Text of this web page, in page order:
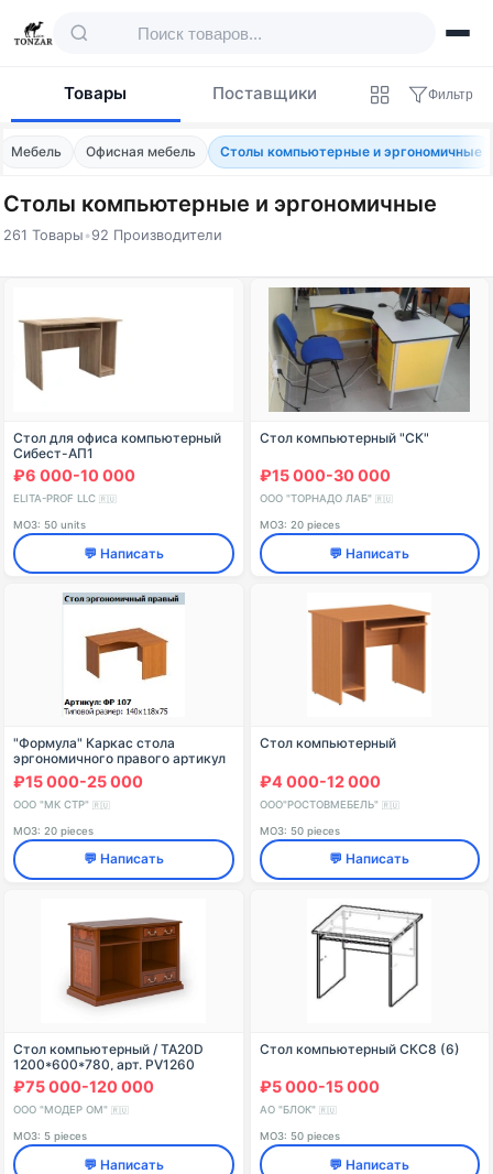
Товары Поставщики Фильтр
Мебель Офисная мебель Столы компьютерные и эргономичные
Столы компьютерные и эргономичные
261 Товары •92 Производители
Товары — Столы компьютерные и
Стол для офиса компьютерный
Сибест-АП1
₽6 000-10 000
ELITA-PROF LLC 🇷🇺
МОЗ: 50 units
💬 Написать
Стол компьютерный "СК"
₽15 000-30 000
ООО "ТОРНАДО ЛАБ" 🇷🇺
МОЗ: 20 pieces
💬 Написать
"Формула" Каркас стола
эргономичного правого артикул
ФР 510
₽15 000-25 000
ООО "МК СТР" 🇷🇺
МОЗ: 20 pieces
💬 Написать
Стол компьютерный
₽4 000-12 000
ООО"РОСТОВМЕБЕЛЬ" 🇷🇺
МОЗ: 50 pieces
💬 Написать
Стол компьютерный / TA20D
1200*600*780, арт. PV1260
₽75 000-120 000
ООО "МОДЕР ОМ" 🇷🇺
МОЗ: 5 pieces
💬 Написать
Стол компьютерный СКС8 (6)
₽5 000-15 000
АО "БЛОК" 🇷🇺
МОЗ: 50 pieces
💬 Написать